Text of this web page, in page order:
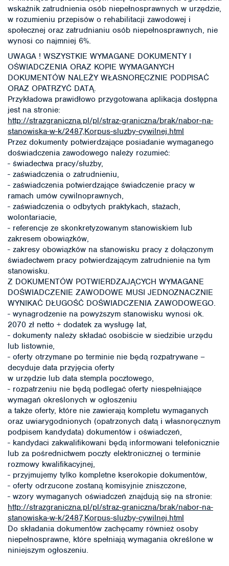
wskaźnik zatrudnienia osób niepełnosprawnych w urzędzie,
w rozumieniu przepisów o rehabilitacji zawodowej i
społecznej oraz zatrudnianiu osób niepełnosprawnych, nie
wynosi co najmniej 6%.
UWAGA ! WSZYSTKIE WYMAGANE DOKUMENTY I
OŚWIADCZENIA ORAZ KOPIE WYMAGANYCH
DOKUMENTÓW NALEŻY WŁASNORĘCZNIE PODPISAĆ
ORAZ OPATRZYĆ DATĄ.
Przykładowa prawidłowo przygotowana aplikacja dostępna
jest na stronie:
http://strazgraniczna.pl/pl/straz-graniczna/brak/nabor-na-
stanowiska-w-k/2487,Korpus-sluzby-cywilnej.html
Przez dokumenty potwierdzające posiadanie wymaganego
doświadczenia zawodowego należy rozumieć:
- świadectwa pracy/służby,
- zaświadczenia o zatrudnieniu,
- zaświadczenia potwierdzające świadczenie pracy w
ramach umów cywilnoprawnych,
- zaświadczenia o odbytych praktykach, stażach,
wolontariacie,
- referencje ze skonkretyzowanym stanowiskiem lub
zakresem obowiązków,
- zakresy obowiązków na stanowisku pracy z dołączonym
świadectwem pracy potwierdzającym zatrudnienie na tym
stanowisku.
Z DOKUMENTÓW POTWIERDZAJĄCYCH WYMAGANE
DOŚWIADCZENIE ZAWODOWE MUSI JEDNOZNACZNIE
WYNIKAĆ DŁUGOŚĆ DOŚWIADCZENIA ZAWODOWEGO.
- wynagrodzenie na powyższym stanowisku wynosi ok.
2070 zł netto + dodatek za wysługę lat,
- dokumenty należy składać osobiście w siedzibie urzędu
lub listownie,
- oferty otrzymane po terminie nie będą rozpatrywane –
decyduje data przyjęcia oferty
w urzędzie lub data stempla pocztowego,
- rozpatrzeniu nie będą podlegać oferty niespełniające
wymagań określonych w ogłoszeniu
a także oferty, które nie zawierają kompletu wymaganych
oraz uwiarygodnionych (opatrzonych datą i własnoręcznym
podpisem kandydata) dokumentów i oświadczeń,
- kandydaci zakwalifikowani będą informowani telefonicznie
lub za pośrednictwem poczty elektronicznej o terminie
rozmowy kwalifikacyjnej,
- przyjmujemy tylko kompletne kserokopie dokumentów,
- oferty odrzucone zostaną komisyjnie zniszczone,
- wzory wymaganych oświadczeń znajdują się na stronie:
http://strazgraniczna.pl/pl/straz-graniczna/brak/nabor-na-
stanowiska-w-k/2487,Korpus-sluzby-cywilnej.html
Do składania dokumentów zachęcamy również osoby
niepełnosprawne, które spełniają wymagania określone w
niniejszym ogłoszeniu.